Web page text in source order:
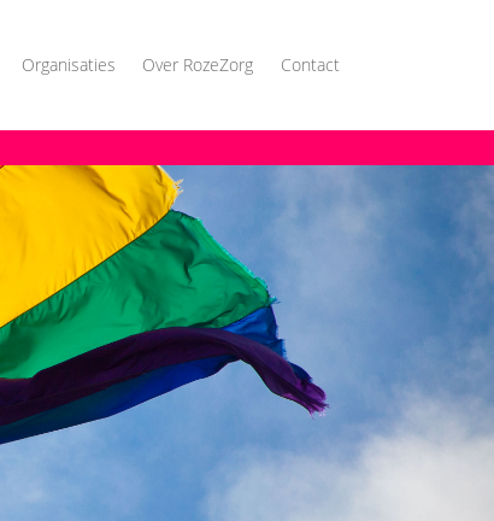
Organisaties Over RozeZorg Contact